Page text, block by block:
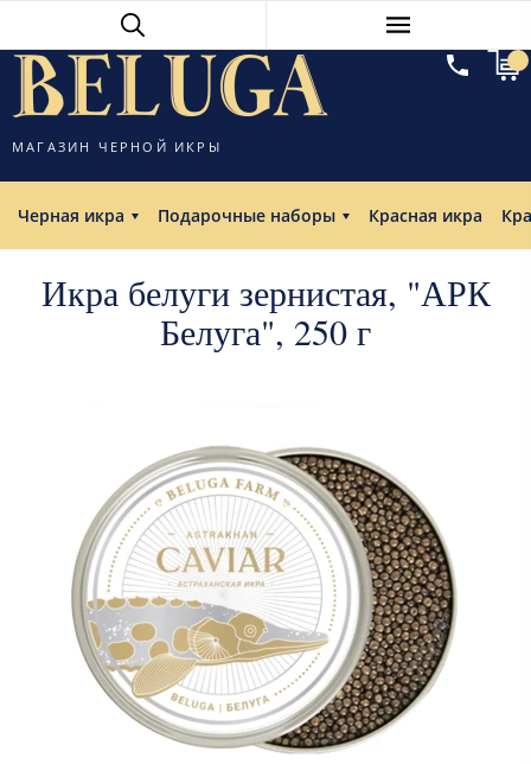
МАГАЗИН ЧЕРНОЙ ИКРЫ
Черная икра Подарочные наборы Красная икра
Икра белуги зернистая, "АРК
Белуга", 250 г